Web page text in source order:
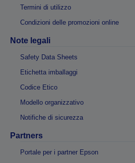
Termini di utilizzo
Condizioni delle promozioni online
Note legali
Safety Data Sheets
Etichetta imballaggi
Codice Etico
Modello organizzativo
Notifiche di sicurezza
Partners
Portale per i partner Epson